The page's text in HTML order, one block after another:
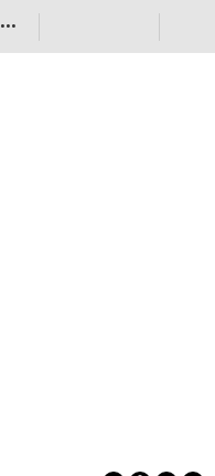
•••